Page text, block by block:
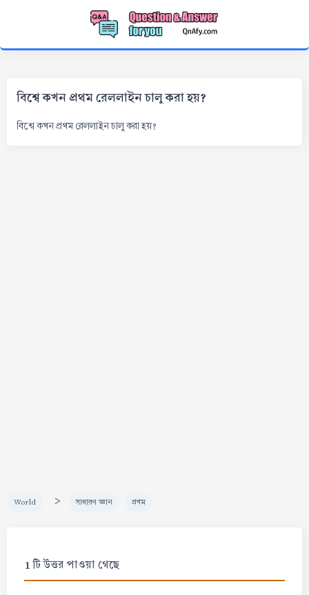
বিশ্বে কখন প্রথম রেললাইন চালু করা হয়?
বিশ্বে কখন প্রথম রেললাইন চালু করা হয়?
World > সাধারণ জ্ঞান প্রথম
1 টি উত্তর পাওয়া গেছে